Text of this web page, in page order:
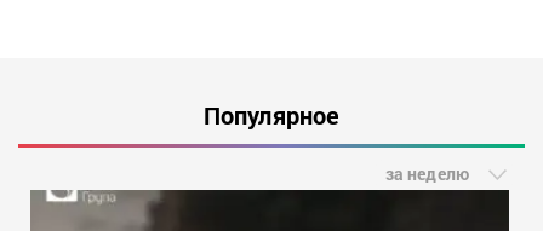
Популярное
за неделю